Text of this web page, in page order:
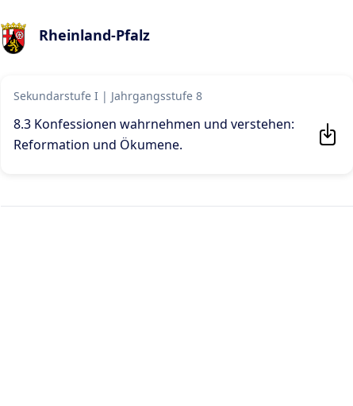
Rheinland-Pfalz
Sekundarstufe I | Jahrgangsstufe 8
8.3 Konfessionen wahrnehmen und verstehen:
Reformation und Ökumene.